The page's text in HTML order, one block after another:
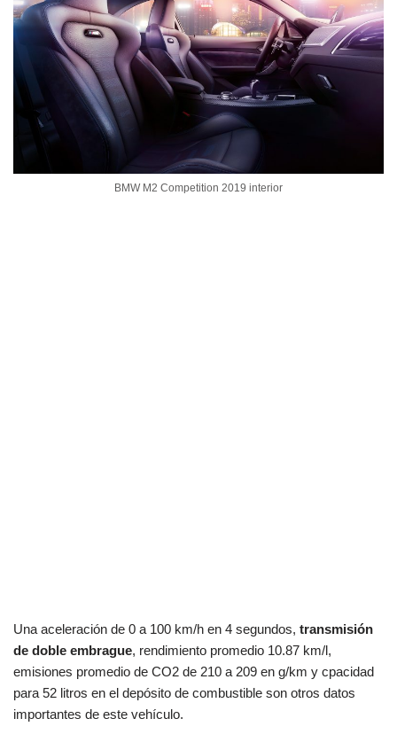
BMW M2 Competition 2019 interior
Una aceleración de 0 a 100 km/h en 4 segundos, transmisión
de doble embrague, rendimiento promedio 10.87 km/l,
emisiones promedio de CO2 de 210 a 209 en g/km y cpacidad
para 52 litros en el depósito de combustible son otros datos
importantes de este vehículo.